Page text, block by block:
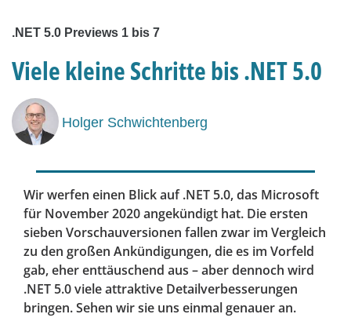
.NET 5.0 Previews 1 bis 7
Viele kleine Schritte bis .NET 5.0
Holger Schwichtenberg
Wir werfen einen Blick auf .NET 5.0, das Microsoft
für November 2020 angekündigt hat. Die ersten
sieben Vorschauversionen fallen zwar im Vergleich
zu den großen Ankündigungen, die es im Vorfeld
gab, eher enttäuschend aus – aber dennoch wird
.NET 5.0 viele attraktive Detailverbesserungen
bringen. Sehen wir sie uns einmal genauer an.